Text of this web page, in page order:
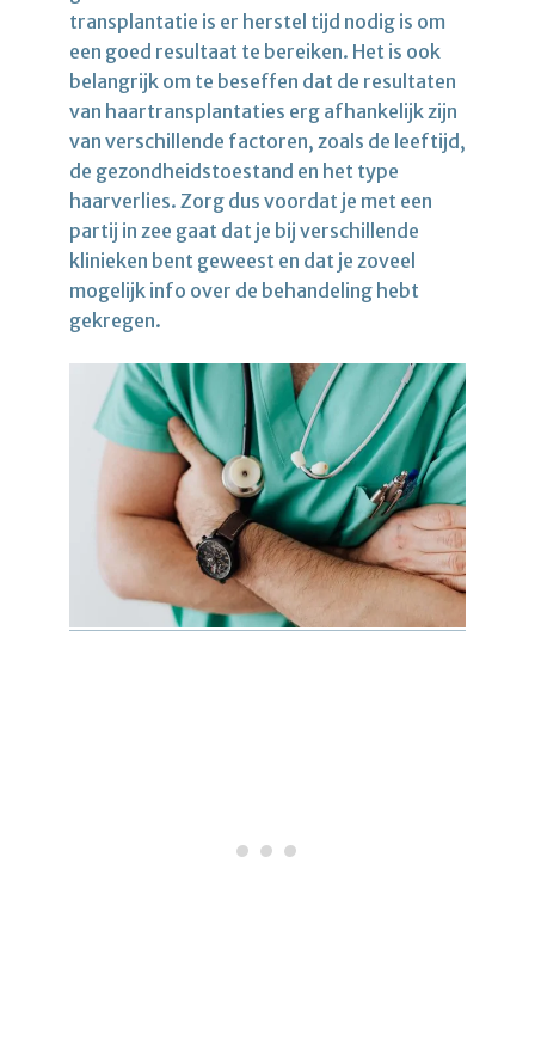
transplantatie is er herstel tijd nodig is om
een goed resultaat te bereiken. Het is ook
belangrijk om te beseffen dat de resultaten
van haartransplantaties erg afhankelijk zijn
van verschillende factoren, zoals de leeftijd,
de gezondheidstoestand en het type
haarverlies. Zorg dus voordat je met een
partij in zee gaat dat je bij verschillende
klinieken bent geweest en dat je zoveel
mogelijk info over de behandeling hebt
gekregen.